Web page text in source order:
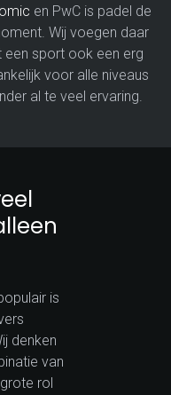
en PwC is padel de
Wij voegen daar
sport ook een erg
voor alle niveaus
al te veel ervaring.
is
denken
van
rol